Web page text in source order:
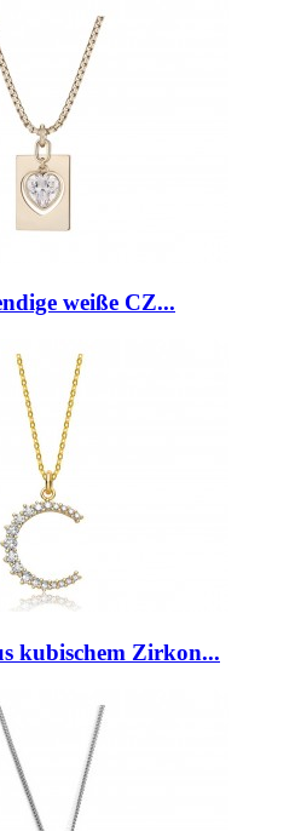
weiße CZ...
kubischem Zirkon...